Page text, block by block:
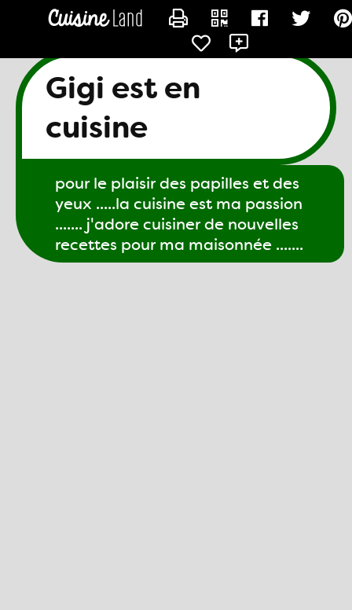
Gigi est en
cuisine
pour le plaisir des papilles et des
yeux .....la cuisine est ma passion
....... j'adore cuisiner de nouvelles
recettes pour ma maisonnée .......
CONTACTER GIGI61